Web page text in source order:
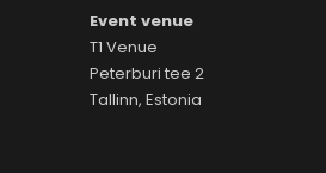
Event venue
T1 Venue
Peterburi tee 2
Tallinn, Estonia